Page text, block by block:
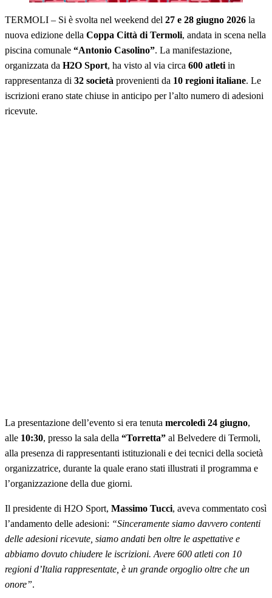
TERMOLI – Si è svolta nel weekend del 27 e 28 giugno 2026 la
nuova edizione della Coppa Città di Termoli, andata in scena nella
piscina comunale “Antonio Casolino”. La manifestazione,
organizzata da H2O Sport, ha visto al via circa 600 atleti in
rappresentanza di 32 società provenienti da 10 regioni italiane. Le
iscrizioni erano state chiuse in anticipo per l’alto numero di adesioni
ricevute.
La presentazione dell’evento si era tenuta mercoledì 24 giugno,
alle 10:30, presso la sala della “Torretta” al Belvedere di Termoli,
alla presenza di rappresentanti istituzionali e dei tecnici della società
organizzatrice, durante la quale erano stati illustrati il programma e
l’organizzazione della due giorni.
Il presidente di H2O Sport, Massimo Tucci, aveva commentato così
l’andamento delle adesioni: “Sinceramente siamo davvero contenti
delle adesioni ricevute, siamo andati ben oltre le aspettative e
abbiamo dovuto chiudere le iscrizioni. Avere 600 atleti con 10
regioni d’Italia rappresentate, è un grande orgoglio oltre che un
onore”.